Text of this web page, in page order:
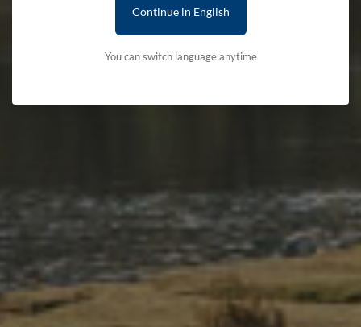
Continue in English
You can switch language anytime